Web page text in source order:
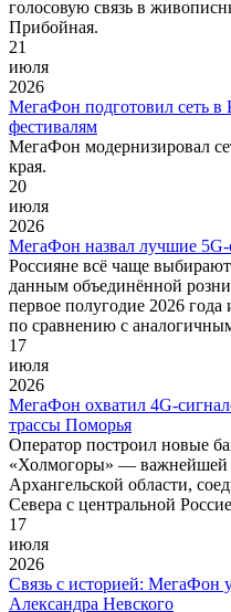
голосовую связь в
Прибойная.
21
июля
2026
МегаФон подготовил сеть
фестивалям
МегаФон модернизировал
края.
20
июля
2026
МегаФон назвал лучшие
Россияне всё чаще
данным объединённой
первое полугодие 2026
по сравнению с
17
июля
2026
МегаФон охватил 4G-
трассы Поморья
Оператор построил новые
«Холмогоры» — важнейшей
Архангельской области,
Севера с центральной
17
июля
2026
Связь с историей: МегаФон
Александра Невского